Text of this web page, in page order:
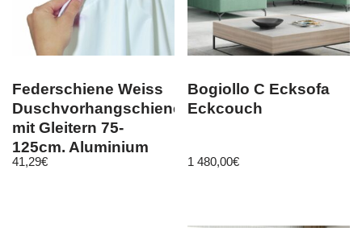
Federschiene Weiss
Duschvorhangschiene
mit Gleitern 75-
125cm. Aluminium
41,29€
Bogiollo C Ecksofa
Eckcouch
1 480,00€